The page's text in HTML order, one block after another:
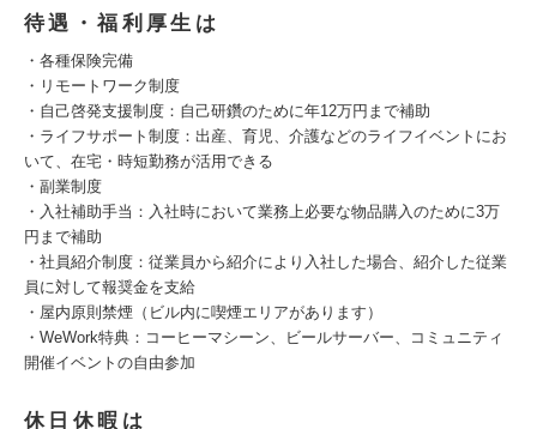
待遇・福利厚生は
・各種保険完備
・リモートワーク制度
・自己啓発支援制度：自己研鑽のために年12万円まで補助
・ライフサポート制度：出産、育児、介護などのライフイベントにお
いて、在宅・時短勤務が活用できる
・副業制度
・入社補助手当：入社時において業務上必要な物品購入のために3万
円まで補助
・社員紹介制度：従業員から紹介により入社した場合、紹介した従業
員に対して報奨金を支給
・屋内原則禁煙（ビル内に喫煙エリアがあります）
・WeWork特典：コーヒーマシーン、ビールサーバー、コミュニティ
開催イベントの自由参加
休日休暇は